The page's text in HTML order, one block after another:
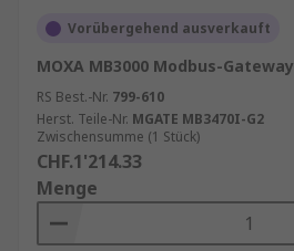
Vorübergehend ausverkauft
MOXA MB3000 Modbus-Gateway
RS Best.-Nr. 799-610
Herst. Teile-Nr. MGATE MB3470I-G2
Zwischensumme (1 Stück)
CHF.1'214.33
Menge